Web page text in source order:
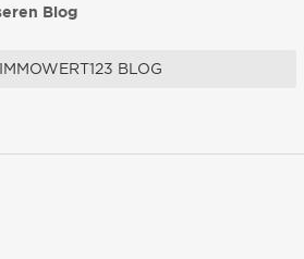
Blog
BLOG